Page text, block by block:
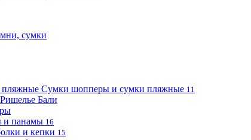
сумки
Сумки шопперы и сумки пляжные 11
Бали
панамы 16
и кепки 15